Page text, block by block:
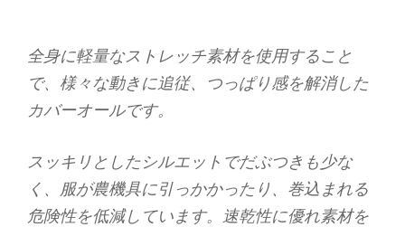
全身に軽量なストレッチ素材を使用すること
で、様々な動きに追従、つっぱり感を解消した
カバーオールです。
スッキリとしたシルエットでだぶつきも少な
く、服が農機具に引っかかったり、巻込まれる
危険性を低減しています。速乾性に優れ素材を